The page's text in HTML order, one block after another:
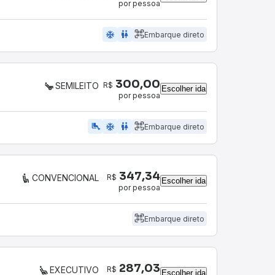
por pessoa
ac_unit wc Embarque direto
SEMILEITO R$ 300,00
por pessoa
Escolher ida
airline_seat_legroom_extra ac_unit WC Embarque direto
CONVENCIONAL R$ 347,34
por pessoa
Escolher ida
Embarque direto
EXECUTIVO R$ 287,03 Escolher ida